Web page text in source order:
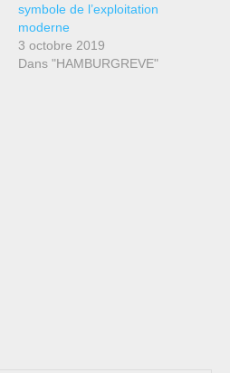
symbole de l’exploitation
moderne
3 octobre 2019
Dans "HAMBURGREVE"